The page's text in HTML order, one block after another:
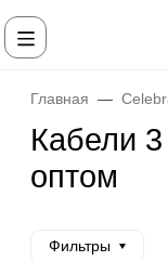
Главная
Кабели
оптом
Фильтры